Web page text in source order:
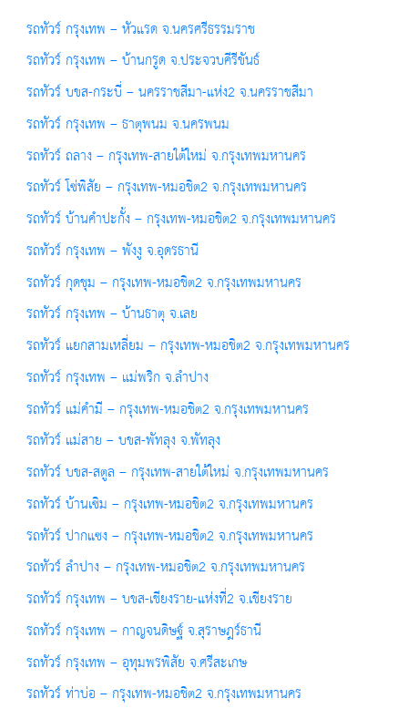
รถทัวร์ กรุงเทพ – หัวแรด จ.นครศรีธรรมราช
รถทัวร์ กรุงเทพ – บ้านกรูด จ.ประจวบคีรีขันธ์
รถทัวร์ บขส-กระบี่ – นครราชสีมา-แห่ง2 จ.นครราชสีมา
รถทัวร์ กรุงเทพ – ธาตุพนม จ.นครพนม
รถทัวร์ ถลาง – กรุงเทพ-สายใต้ใหม่ จ.กรุงเทพมหานคร
รถทัวร์ โซ่พิสัย – กรุงเทพ-หมอชิต2 จ.กรุงเทพมหานคร
รถทัวร์ บ้านคำปะกั้ง – กรุงเทพ-หมอชิต2 จ.กรุงเทพมหานคร
รถทัวร์ กรุงเทพ – พังงู จ.อุดรธานี
รถทัวร์ กุดชุม – กรุงเทพ-หมอชิต2 จ.กรุงเทพมหานคร
รถทัวร์ กรุงเทพ – บ้านธาตุ จ.เลย
รถทัวร์ แยกสามเหลี่ยม – กรุงเทพ-หมอชิต2 จ.กรุงเทพมหานคร
รถทัวร์ กรุงเทพ – แม่พริก จ.ลำปาง
รถทัวร์ แม่คำมี – กรุงเทพ-หมอชิต2 จ.กรุงเทพมหานคร
รถทัวร์ แม่สาย – บขส-พัทลุง จ.พัทลุง
รถทัวร์ บขส-สตูล – กรุงเทพ-สายใต้ใหม่ จ.กรุงเทพมหานคร
รถทัวร์ บ้านเซิม – กรุงเทพ-หมอชิต2 จ.กรุงเทพมหานคร
รถทัวร์ ปากแซง – กรุงเทพ-หมอชิต2 จ.กรุงเทพมหานคร
รถทัวร์ ลำปาง – กรุงเทพ-หมอชิต2 จ.กรุงเทพมหานคร
รถทัวร์ กรุงเทพ – บขส-เชียงราย-แห่งที่2 จ.เชียงราย
รถทัวร์ กรุงเทพ – กาญจนดิษฐ์ จ.สุราษฎร์ธานี
รถทัวร์ กรุงเทพ – อุทุมพรพิสัย จ.ศรีสะเกษ
รถทัวร์ ท่าบ่อ – กรุงเทพ-หมอชิต2 จ.กรุงเทพมหานคร